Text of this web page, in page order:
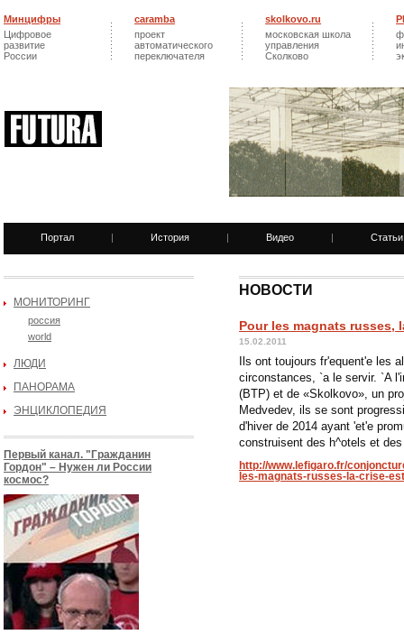
Минцифры
Цифровое
развитие
России
caramba
проект
автоматического
переключателя
skolkovo.ru
московская школа
управления
Сколково
Портал | История | Видео | Статьи
МОНИТОРИНГ
россия
world
ЛЮДИ
ПАНОРАМА
ЭНЦИКЛОПЕДИЯ
Первый канал. "Гражданин
Гордон" – Нужен ли России
космос?
НОВОСТИ
Pour les magnats russes,
15.02.2011
Ils ont toujours fr'equent'e les
circonstances, `a le servir. `A
(BTP) et de «Skolkovo», un
Medvedev, ils se sont
d'hiver de 2014 ayant 'et'e
construisent des h^otels et
http://www.lefigaro.fr/
les-magnats-russes-la-crise-